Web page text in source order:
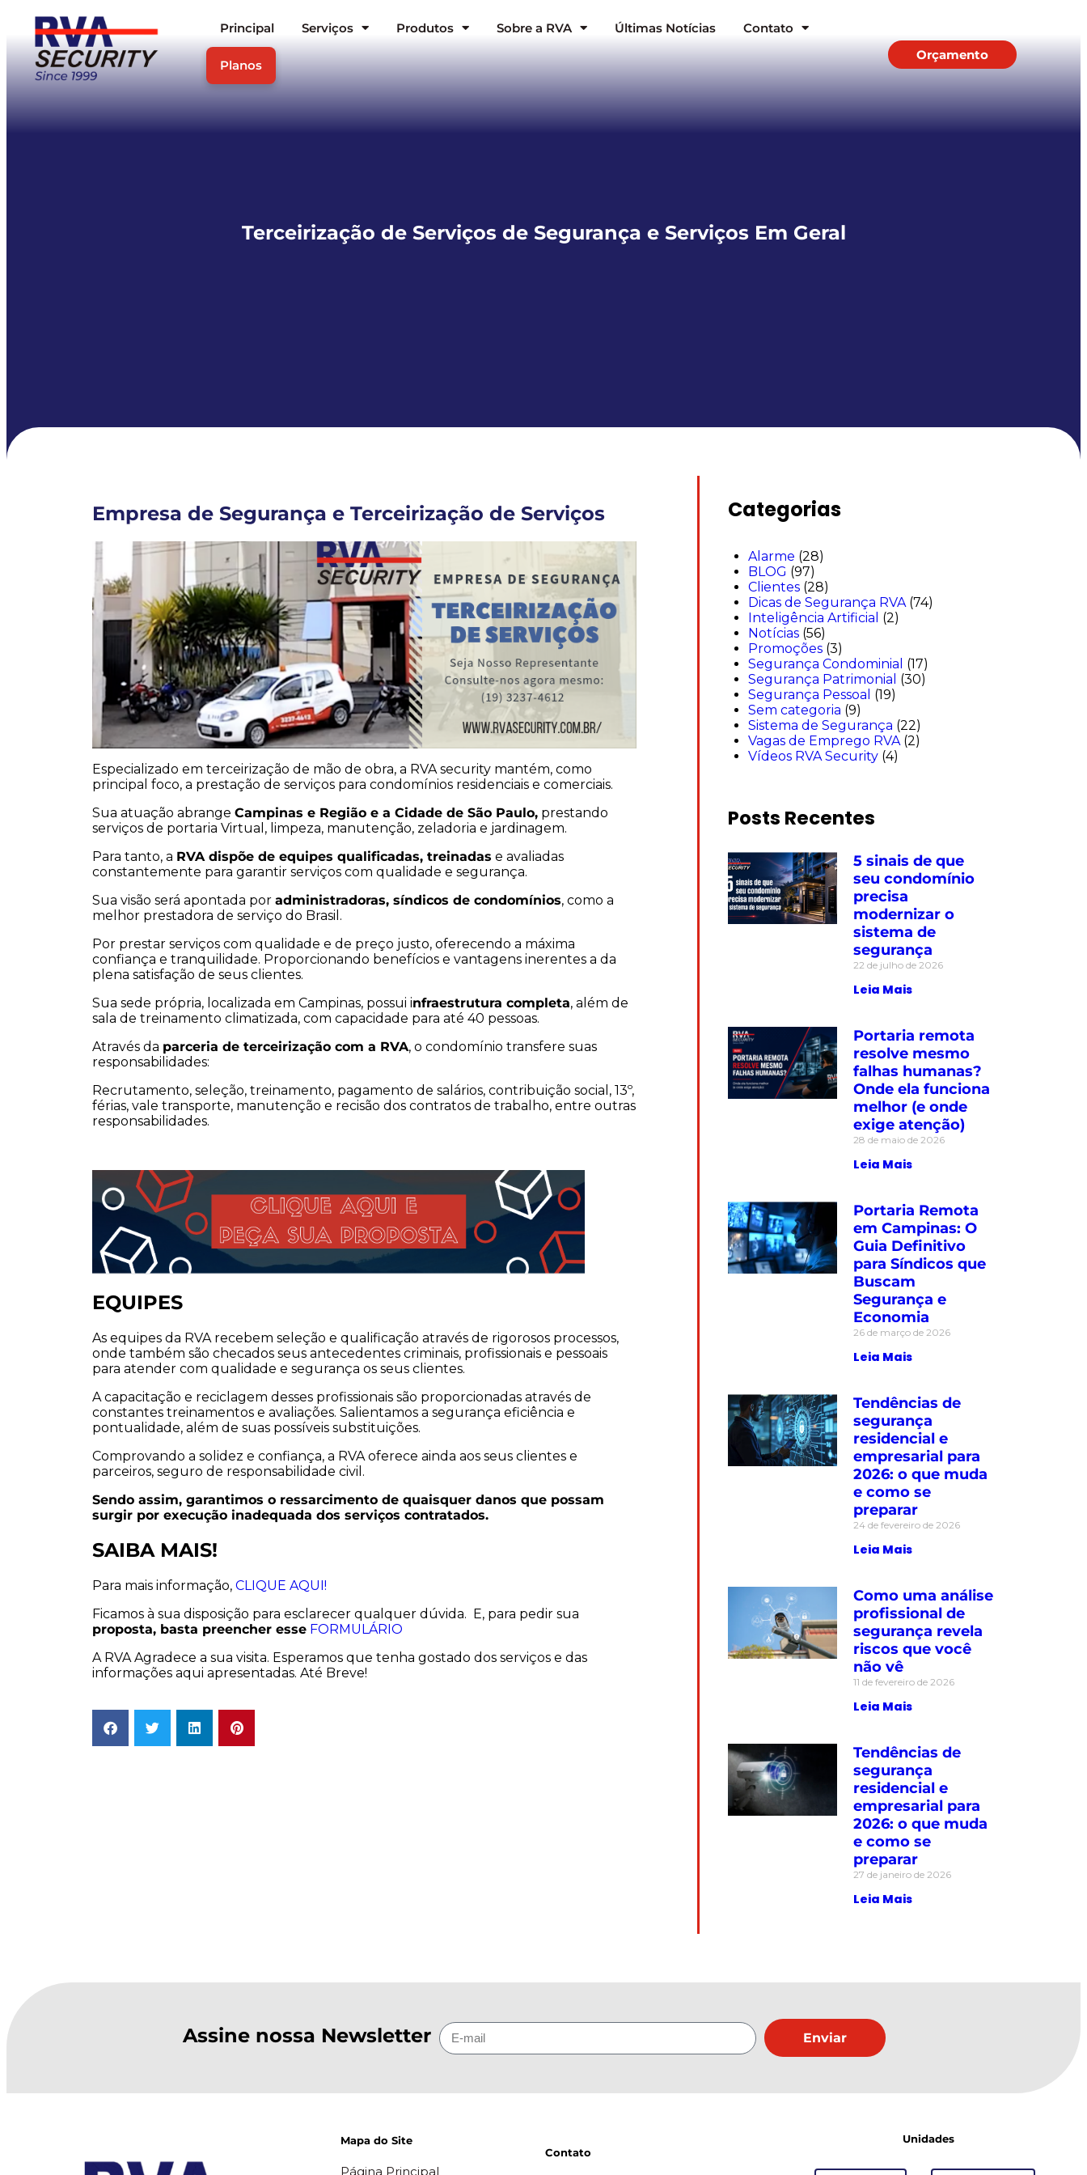
Principal Serviços Produtos Sobre a RVA Últimas Notícias Contato
Planos
Orçamento
Terceirização de Serviços de Segurança e Serviços Em Geral
Empresa de Segurança e Terceirização de Serviços
Especializado em terceirização de mão de obra, a RVA security mantém, como
principal foco, a prestação de serviços para condomínios residenciais e comerciais.
Sua atuação abrange Campinas e Região e a Cidade de São Paulo, prestando
serviços de portaria Virtual, limpeza, manutenção, zeladoria e jardinagem.
Para tanto, a RVA dispõe de equipes qualificadas, treinadas e avaliadas
constantemente para garantir serviços com qualidade e segurança.
Sua visão será apontada por administradoras, síndicos de condomínios, como a
melhor prestadora de serviço do Brasil.
Por prestar serviços com qualidade e de preço justo, oferecendo a máxima
confiança e tranquilidade. Proporcionando benefícios e vantagens inerentes a da
plena satisfação de seus clientes.
Sua sede própria, localizada em Campinas, possui infraestrutura completa, além de
sala de treinamento climatizada, com capacidade para até 40 pessoas.
Através da parceria de terceirização com a RVA, o condomínio transfere suas
responsabilidades:
Recrutamento, seleção, treinamento, pagamento de salários, contribuição social, 13º,
férias, vale transporte, manutenção e recisão dos contratos de trabalho, entre outras
responsabilidades.
EQUIPES
As equipes da RVA recebem seleção e qualificação através de rigorosos processos,
onde também são checados seus antecedentes criminais, profissionais e pessoais
para atender com qualidade e segurança os seus clientes.
A capacitação e reciclagem desses profissionais são proporcionadas através de
constantes treinamentos e avaliações. Salientamos a segurança eficiência e
pontualidade, além de suas possíveis substituições.
Comprovando a solidez e confiança, a RVA oferece ainda aos seus clientes e
parceiros, seguro de responsabilidade civil.
Sendo assim, garantimos o ressarcimento de quaisquer danos que possam
surgir por execução inadequada dos serviços contratados.
SAIBA MAIS!
Para mais informação, CLIQUE AQUI!
Ficamos à sua disposição para esclarecer qualquer dúvida. E, para pedir sua
proposta, basta preencher esse FORMULÁRIO
A RVA Agradece a sua visita. Esperamos que tenha gostado dos serviços e das
informações aqui apresentadas. Até Breve!
Categorias
Alarme (28)
BLOG (97)
Clientes(28)
Dicas de Segurança RVA(74)
Inteligência Artificial (2)
Notícias(56)
Promoções(3)
Segurança Condominial (17)
Segurança Patrimonial (30)
Segurança Pessoal (19)
Sem categoria (9)
Sistema de Segurança (22)
Vagas de Emprego RVA(2)
Vídeos RVA Security(4)
Posts Recentes
5 sinais de que
seu condomínio
precisa
modernizar o
sistema de
segurança
22 de julho de 2026
Leia Mais
Portaria remota
resolve mesmo
falhas humanas?
Onde ela funciona
melhor (e onde
exige atenção)
28 de maio de 2026
Leia Mais
Portaria Remota
em Campinas: O
Guia Definitivo
para Síndicos que
Buscam
Segurança e
Economia
26 de março de 2026
Leia Mais
Tendências de
segurança
residencial e
empresarial para
2026: o que muda
e como se
preparar
24 de fevereiro de 2026
Leia Mais
Como uma análise
profissional de
segurança revela
riscos que você
não vê
11 de fevereiro de 2026
Leia Mais
Tendências de
segurança
residencial e
empresarial para
2026: o que muda
e como se
preparar
27 de janeiro de 2026
Leia Mais
Assine nossa Newsletter Enviar
Mapa do Site
Página Principal
Contato
Unidades